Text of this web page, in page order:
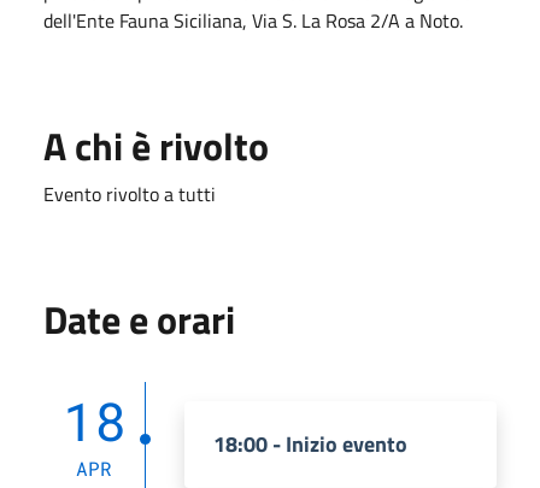
dell'Ente Fauna Siciliana, Via S. La Rosa 2/A a Noto.
A chi è rivolto
Evento rivolto a tutti
Date e orari
18
APR
18:00 - Inizio evento